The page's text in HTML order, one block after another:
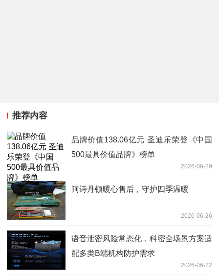
推荐内容
品牌价值138.06亿元 圣迪乐荣登《中国
500最具价值品牌》榜单
2026-06-29
阿诗丹顿暖心售后，守护四季温暖
2026-06-26
语音泄密风险常态化，科密全场景方案适
配多类B端机构防护需求
2026-06-22